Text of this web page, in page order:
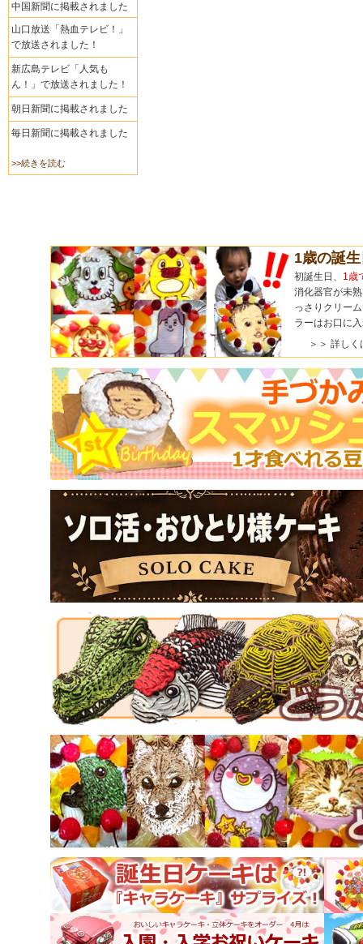
中国新聞に掲載されました
山口放送「熱血テレビ！」
で放送されました！
新広島テレビ「人気も
ん！」で放送されました！
朝日新聞に掲載されました
毎日新聞に掲載されました
>>続きを読む
1歳の誕
初誕生日、 1歳
消化器官が未
っさりクリー
ラーはお口に
＞＞ 詳しく